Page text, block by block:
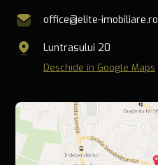
office@elite-imobiliare.ro
Luntrasului 20
Deschide în Google Maps